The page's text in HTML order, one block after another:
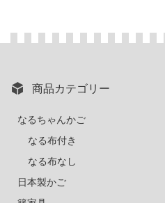
商品カテゴリー
なるちゃんかご
なる布付き
なる布なし
日本製かご